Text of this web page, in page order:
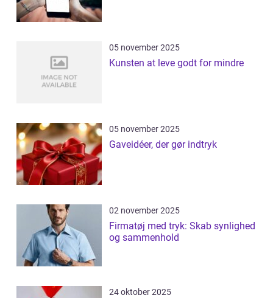
05 november 2025
Kunsten at leve godt for mindre
05 november 2025
Gaveidéer, der gør indtryk
02 november 2025
Firmatøj med tryk: Skab synlighed
og sammenhold
24 oktober 2025